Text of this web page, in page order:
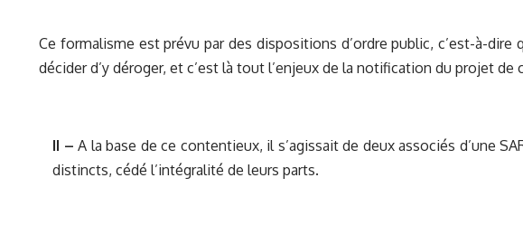
Ce formalisme est prévu par des dispositions d’ordre public, c’est-à-dire
décider d’y déroger, et c’est là tout l’enjeux de la notification du projet de
II – A la base de ce contentieux, il s’agissait de deux associés d’une
distincts, cédé l’intégralité de leurs parts.